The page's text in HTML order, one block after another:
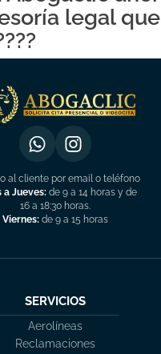
legal que
al cliente por email o teléfono
a Jueves:de 9 a 14 horas y de
16 a 18:30 horas.
Viernes: de 9 a 15 horas
SERVICIOS
Aerolíneas
Reclamaciones